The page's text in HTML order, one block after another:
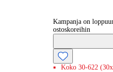
Kampanja on
ostoskoreihin
Koko 30-622